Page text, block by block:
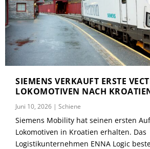
SIEMENS VERKAUFT ERSTE
LOKOMOTIVEN NACH
Juni 10, 2026 |Schiene
Siemens Mobility hat seinen ersten
Lokomotiven in Kroatien erhalten. Das
Logistikunternehmen ENNA Logic